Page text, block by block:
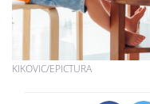
KIKOVIC/EPICTURA